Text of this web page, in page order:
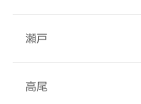
瀬戸
高尾